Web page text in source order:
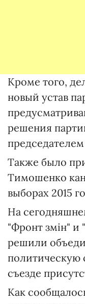
Кроме того,
новый устав
решения
Также было
Тимошенко
выборах 2015
На
"Фронт змін"
решили
политическую
съезде
Как